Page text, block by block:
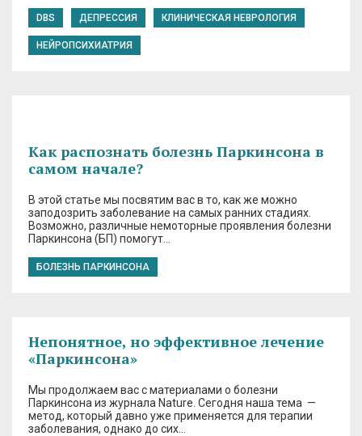
DBS ДЕПРЕССИЯ КЛИНИЧЕСКАЯ НЕВРОЛОГИЯ
НЕЙРОПСИХИАТРИЯ
Как распознать болезнь Паркинсона в
самом начале?
В этой статье мы посвятим вас в то, как же можно
заподозрить заболевание на самых ранних стадиях.
Возможно, различные немоторные проявления болезни
Паркинсона (БП) помогут…
БОЛЕЗНЬ ПАРКИНСОНА
Непонятное, но эффективное лечение
«Паркинсона»
Мы продолжаем вас с материалами о болезни
Паркинсона из журнала Nature. Сегодня наша тема —
метод, который давно уже применяется для терапии
заболевания, однако до сих…